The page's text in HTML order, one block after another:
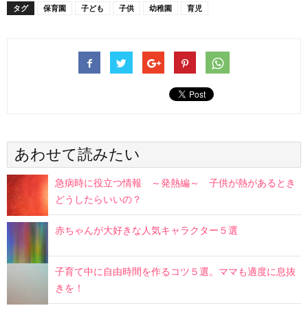
タグ 保育園 子ども 子供 幼稚園 育児
あわせて読みたい
急病時に役立つ情報 ～発熱編～ 子供が熱があるとき
どうしたらいいの？
赤ちゃんが大好きな人気キャラクター５選
子育て中に自由時間を作るコツ５選。ママも適度に息抜
きを！